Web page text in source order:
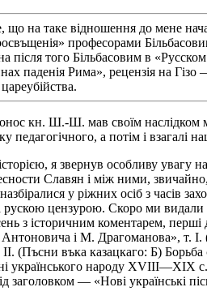
що на таке відношення до мене
професорами
після того Більбасовим в
паденія Рима», рецензія на Гізо
кн. Ш.-Ш. мав своїм наслідком
педагогічного, а потім і
я звернув особливу увагу на
Славян і між ними,
у ріжних осіб з часів
рускою цензурою. Скоро ми видали
з історичним коментарем,
і М. Драгоманова», т.
(Пъсни въка казацкаго: Б)
українського народу
заголовком — «Нові українські